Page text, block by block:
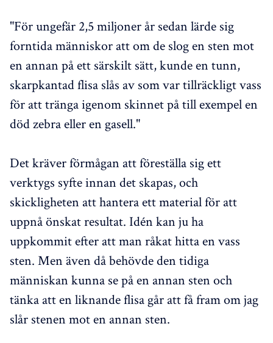
"För ungefär 2,5 miljoner år sedan lärde sig
forntida människor att om de slog en sten mot
en annan på ett särskilt sätt, kunde en tunn,
skarpkantad flisa slås av som var tillräckligt vass
för att tränga igenom skinnet på till exempel en
död zebra eller en gasell."
Det kräver förmågan att föreställa sig ett
verktygs syfte innan det skapas, och
skickligheten att hantera ett material för att
uppnå önskat resultat. Idén kan ju ha
uppkommit efter att man råkat hitta en vass
sten. Men även då behövde den tidiga
människan kunna se på en annan sten och
tänka att en liknande flisa går att få fram om jag
slår stenen mot en annan sten.